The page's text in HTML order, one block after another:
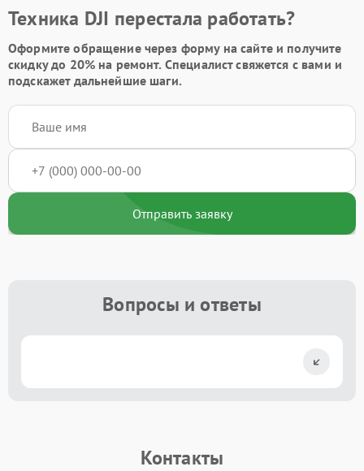
Техника DJI перестала работать?
Оформите обращение через форму на сайте и получите
скидку до 20%на ремонт. Специалист свяжется с вами и
подскажет дальнейшие шаги.
Отправить заявку
Вопросы и ответы
Контакты